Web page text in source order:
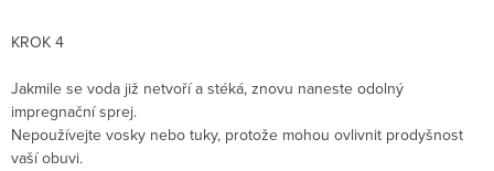
KROK 4
Jakmile se voda již netvoří a stéká, znovu naneste odolný
impregnační sprej.
Nepoužívejte vosky nebo tuky, protože mohou ovlivnit prodyšnost
vaší obuvi.